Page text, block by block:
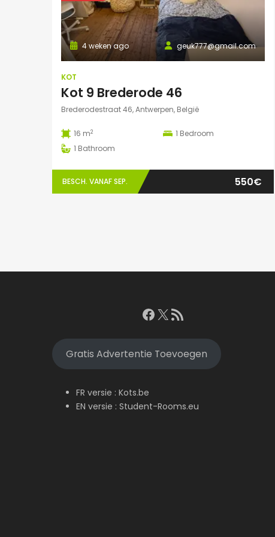
geuk777@gmail.com
4 weken ago
KOT
Kot 9 Brederode 46
Brederodestraat 46, Antwerpen, België
16 m2 1 Bedroom
1 Bathroom
BESCH. VANAF SEP. 550€
Facebook
X RSS feed
Gratis Advertentie Toevoegen
FR versie : Kots.be
EN versie : Student-Rooms.eu